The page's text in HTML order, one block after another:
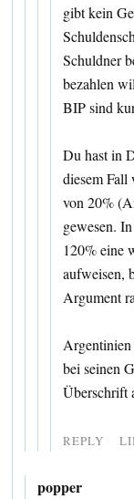
gibt kein
Schuldner
bezahlen
BIP sind
Du hast in
diesem Fall
von 20%
gewesen.
120% eine
aufweisen,
Argument
bei seinen
Überschrift
REPLY
popper